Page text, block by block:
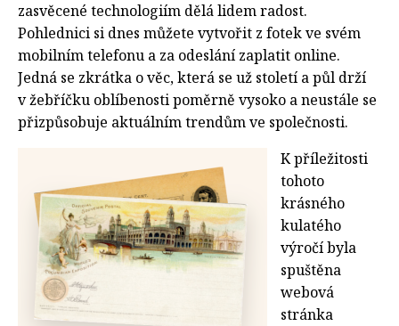
zasvěcené technologiím dělá lidem radost.
Pohlednici si dnes můžete vytvořit z fotek ve svém
mobilním telefonu a za odeslání zaplatit online.
Jedná se zkrátka o věc, která se už století a půl drží
v žebříčku oblíbenosti poměrně vysoko a neustále se
přizpůsobuje aktuálním trendům ve společnosti.
K příležitosti
tohoto
krásného
kulatého
výročí byla
spuštěna
webová
stránka